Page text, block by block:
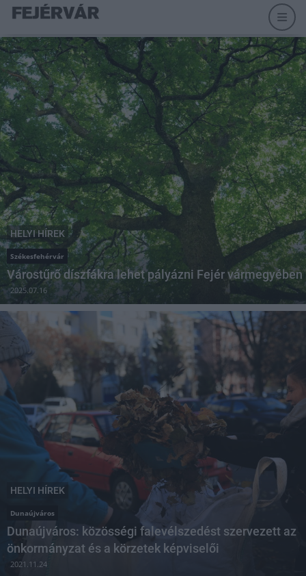
HELYI HÍREK
Székesfehérvár
Várostűrő díszfákra lehet pályázni Fejér vármegyében
2025.07.16
HELYI HÍREK
Dunaújváros
Dunaújváros: közösségi falevélszedést szervezett az
önkormányzat és a körzetek képviselői
2021.11.24